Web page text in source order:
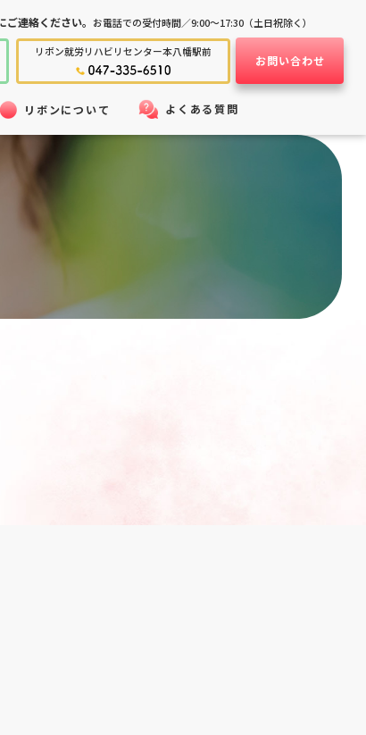
ご連絡ください。お電話での受付時間／9:00～17:30（土日祝除く）
リボン就労リハビリセンター本八幡駅前
お問い合わせ
リボンについて よくある質問